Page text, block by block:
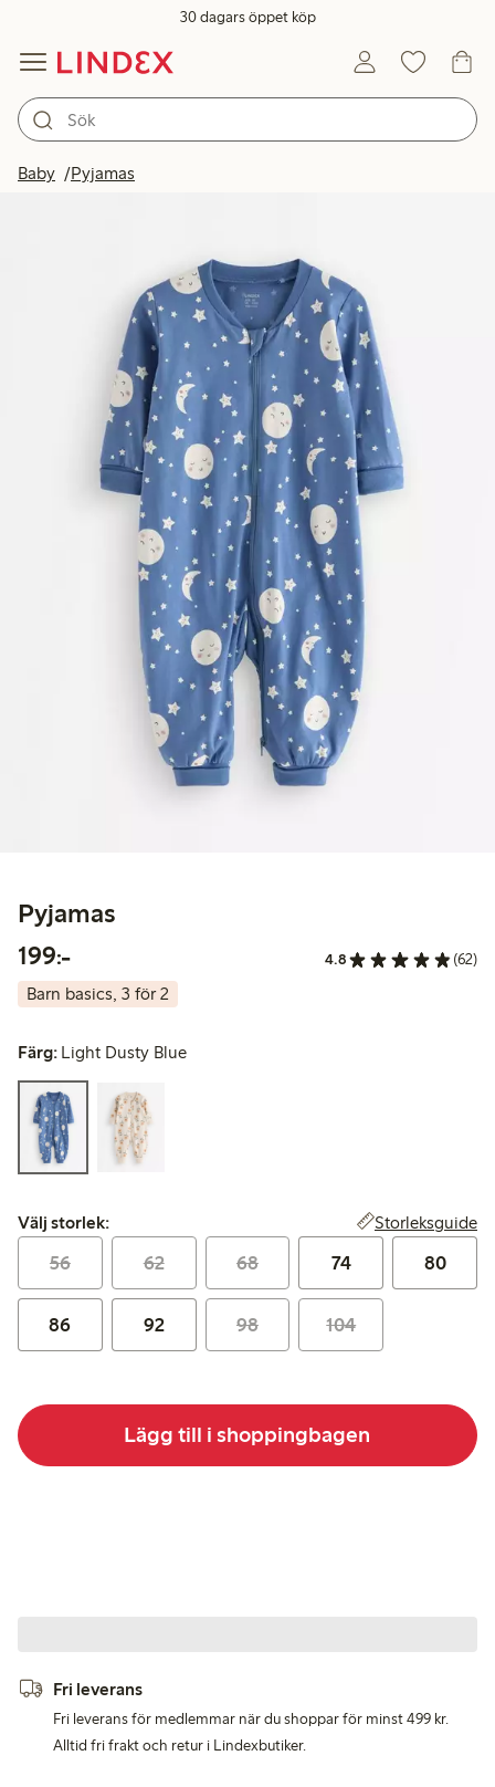
30 dagars öppet köp
Baby Pyjamas
Pyjamas
199:-199,00 kr 4.8 (62)
Barn basics, 3 för 2
Färg: Light Dusty Blue
Välj storlek:
Välj storlek: Storleksguide
56 62 68 74 80
86 92 98 104
Lägg till i shoppingbagen
Fri leverans
Fri leverans för medlemmar när du shoppar för minst 499 kr.
Alltid fri frakt och retur i Lindexbutiker.